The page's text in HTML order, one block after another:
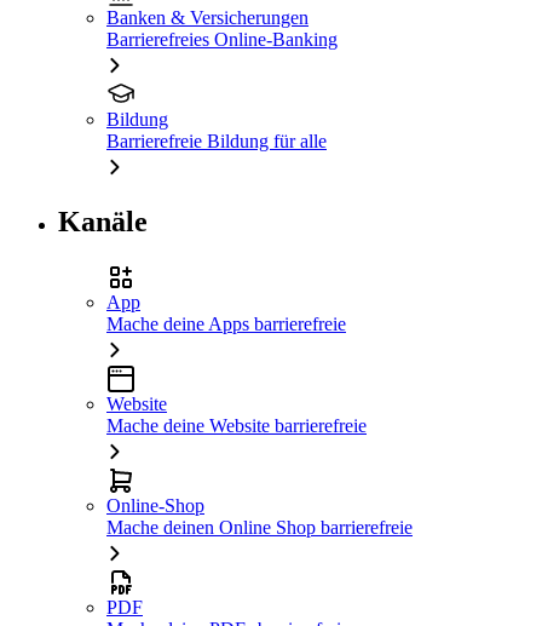
Banken & Versicherungen
Barrierefreies Online-Banking
Bildung
Barrierefreie Bildung für alle
Kanäle
App
Mache deine Apps barrierefreie
Website
Mache deine Website barrierefreie
Online-Shop
Mache deinen Online Shop barrierefreie
PDF